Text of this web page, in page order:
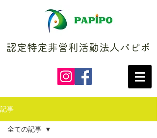
認定特定非営利活動法人パピポ
記事
全ての記事